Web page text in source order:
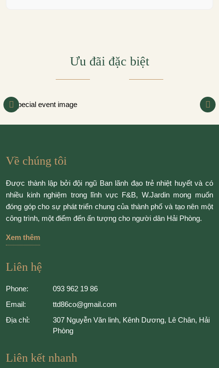
Ưu đãi đặc biệt
Về chúng tôi
Được thành lập bởi đội ngũ Ban lãnh đạo trẻ nhiệt huyết và có
nhiều kinh nghiệm trong lĩnh vực F&B, W.Jardin mong muốn
đóng góp cho sự phát triển chung của thành phố và tạo nên một
công trình, một điểm đến ấn tượng cho người dân Hải Phòng.
Xem thêm
Liên hệ
Phone:
093 962 19 86
Email:
ttd86co@gmail.com
Địa chỉ:
307 Nguyễn Văn linh, Kênh Dương, Lê Chân, Hải
Phòng
Liên kết nhanh